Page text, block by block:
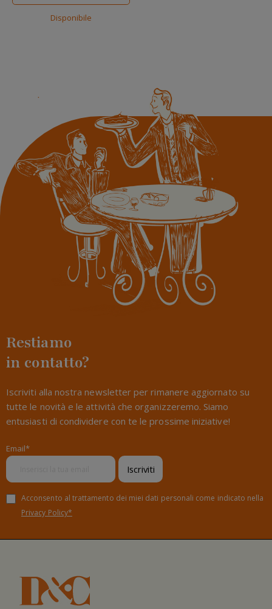
Disponibile
Restiamo
in contatto?
Iscriviti alla nostra newsletter per rimanere aggiornato su
tutte le novità e le attività che organizzeremo. Siamo
entusiasti di condividere con te le prossime iniziative!
Email*
Iscriviti
Acconsento al trattamento dei miei dati personali come indicato nella
Privacy Policy*